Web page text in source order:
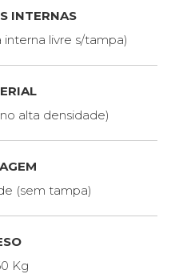
INTERNAS
interna livre s/tampa)
alta densidade)
(sem tampa)
Kg